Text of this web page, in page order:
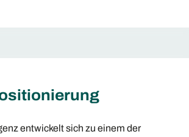
entwickelt sich zu einem der